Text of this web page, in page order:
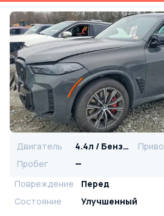
Двигатель 4.4л / Бензин
Пробег
—
Повреждение
Перед
Состояние
Улучшенный